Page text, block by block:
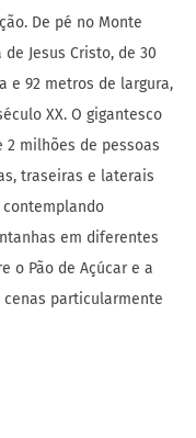
De pé no Monte
Jesus Cristo, de 30
e 92 metros de largura,
XX. O gigantesco
milhões de pessoas
traseiras e laterais
em diferentes
o Pão de Açúcar e a
particularmente